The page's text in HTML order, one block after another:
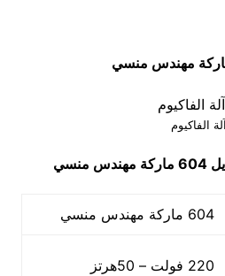
مهندس منسي
آلة الفاكيوم
ماركة مهندس منسي
604 ماركة مهندس منسي
220 فولت – 50هرتز